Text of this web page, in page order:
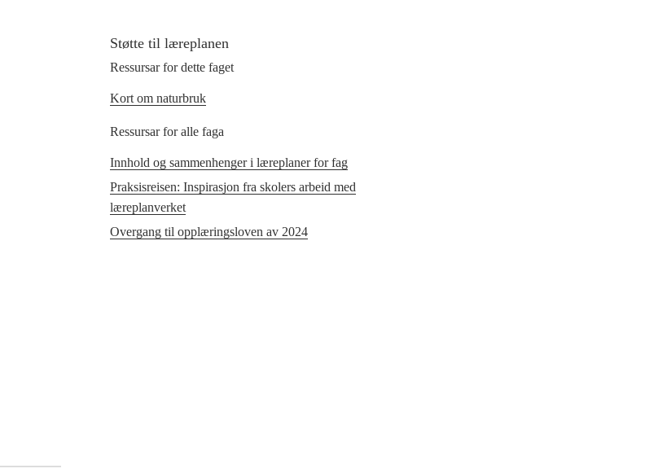
Støtte til læreplanen
Ressursar for dette faget
Kort om naturbruk
Ressursar for alle faga
Innhold og sammenhenger i læreplaner for fag
Praksisreisen: Inspirasjon fra skolers arbeid med
læreplanverket
Overgang til opplæringsloven av 2024